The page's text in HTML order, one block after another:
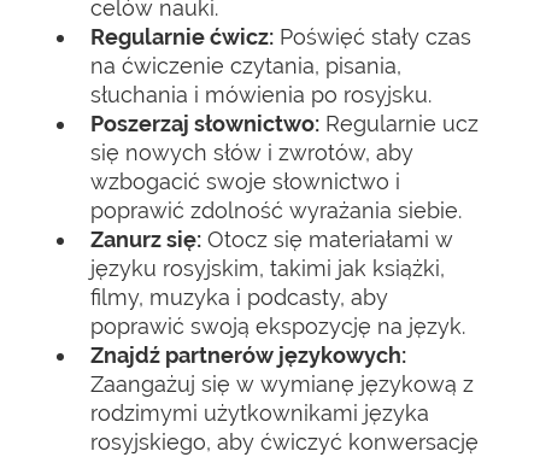
celów nauki.
Regularnie ćwicz: Poświęć stały czas
na ćwiczenie czytania, pisania,
słuchania i mówienia po rosyjsku.
Poszerzaj słownictwo: Regularnie ucz
się nowych słów i zwrotów, aby
wzbogacić swoje słownictwo i
poprawić zdolność wyrażania siebie.
Zanurz się: Otocz się materiałami w
języku rosyjskim, takimi jak książki,
filmy, muzyka i podcasty, aby
poprawić swoją ekspozycję na język.
Znajdź partnerów językowych:
Zaangażuj się w wymianę językową z
rodzimymi użytkownikami języka
rosyjskiego, aby ćwiczyć konwersację